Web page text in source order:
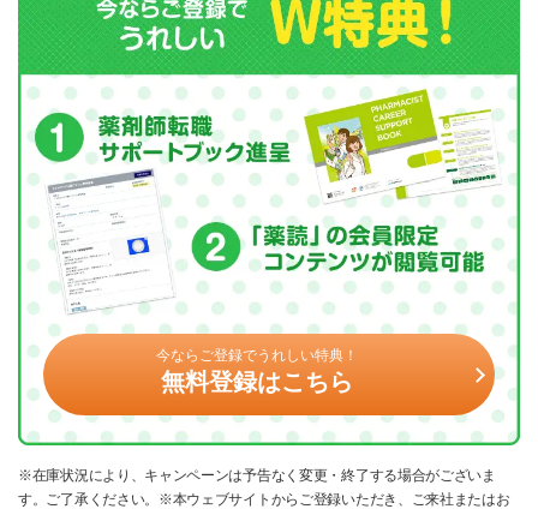
今ならご登録でうれしい特典！
無料登録はこちら
※在庫状況により、キャンペーンは予告なく変更・終了する場合がございま
す。ご了承ください。※本ウェブサイトからご登録いただき、ご来社またはお